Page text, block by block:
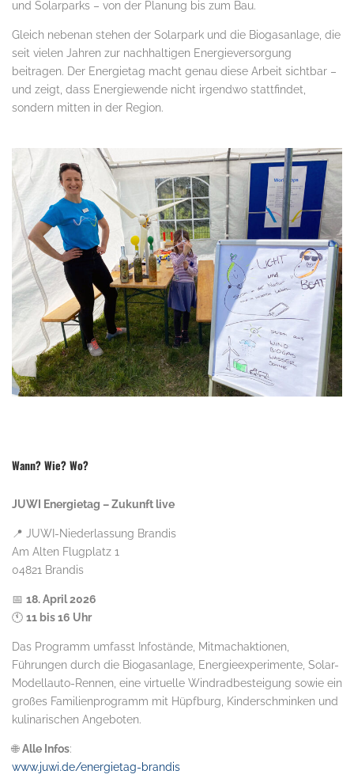
und Solarparks – von der Planung bis zum Bau.
Gleich nebenan stehen der Solarpark und die Biogasanlage, die
seit vielen Jahren zur nachhaltigen Energieversorgung
beitragen. Der Energietag macht genau diese Arbeit sichtbar –
und zeigt, dass Energiewende nicht irgendwo stattfindet,
sondern mitten in der Region.
Wann? Wie? Wo?
JUWI Energietag – Zukunft live
📍 JUWI-Niederlassung Brandis
Am Alten Flugplatz 1
04821 Brandis
📅 18. April 2026
🕚 11 bis 16 Uhr
Das Programm umfasst Infostände, Mitmachaktionen,
Führungen durch die Biogasanlage, Energieexperimente, Solar-
Modellauto-Rennen, eine virtuelle Windradbesteigung sowie ein
großes Familienprogramm mit Hüpfburg, Kinderschminken und
kulinarischen Angeboten.
🌐Alle Infos:
www.juwi.de/energietag-brandis